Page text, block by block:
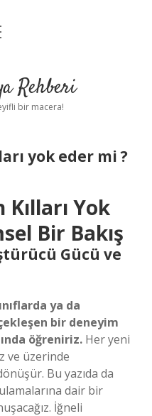
Rehberi
bir macera!
yok eder mi ?
Yok
Bir Bakış
Gücü ve
ya da
bir deneyim
öğreniriz. Her yeni
ve üzerinde
Bu yazıda da
dair bir
İğneli